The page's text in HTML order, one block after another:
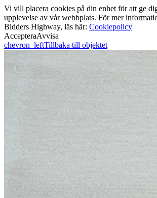
Vi vill placera cookies på din enhet för att ge
upplevelse av vår webbplats. För mer
Bidders Highway, läs här: Cookiepolicy
AccepteraAvvisa
chevron_leftTillbaka till objektet